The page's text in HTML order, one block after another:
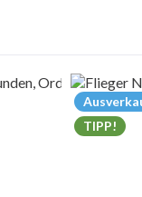
TIPP!